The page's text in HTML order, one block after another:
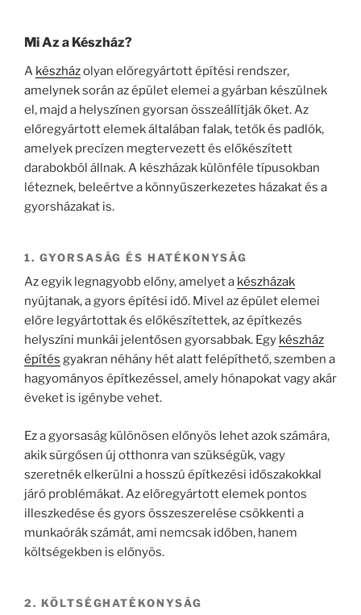
Mi Az a Készház?
A készházolyan előregyártott építési rendszer,
amelynek során az épület elemei a gyárban készülnek
el, majd a helyszínen gyorsan összeállítják őket. Az
előregyártott elemek általában falak, tetők és padlók,
amelyek precízen megtervezett és előkészített
darabokból állnak. A készházak különféle típusokban
léteznek, beleértve a könnyűszerkezetes házakat és a
gyorsházakat is.
1. GYORSASÁG ÉS HATÉKONYSÁG
Az egyik legnagyobb előny, amelyet a készházak
nyújtanak, a gyors építési idő. Mivel az épület elemei
előre legyártottak és előkészítettek, az építkezés
helyszíni munkái jelentősen gyorsabbak. Egy készház
építés gyakran néhány hét alatt felépíthető, szemben a
hagyományos építkezéssel, amely hónapokat vagy akár
éveket is igénybe vehet.
Ez a gyorsaság különösen előnyös lehet azok számára,
akik sürgősen új otthonra van szükségük, vagy
szeretnék elkerülni a hosszú építkezési időszakokkal
járó problémákat. Az előregyártott elemek pontos
illeszkedése és gyors összeszerelése csökkenti a
munkaórák számát, ami nemcsak időben, hanem
költségekben is előnyös.
2. KÖLTSÉGHATÉKONYSÁG